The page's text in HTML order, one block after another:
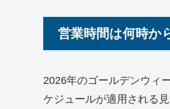
営業時間は何時か
2026年のゴールデンウィ
ケジュールが適用される